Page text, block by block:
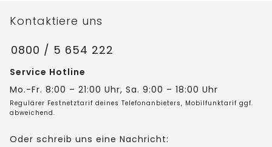
Kontaktiere uns
0800 / 5 654 222
Service Hotline
Mo.-Fr. 8:00 – 21:00 Uhr, Sa. 9:00 – 18:00 Uhr
Regulärer Festnetztarif deines Telefonanbieters, Mobilfunktarif ggf.
abweichend.
Oder schreib uns eine Nachricht: